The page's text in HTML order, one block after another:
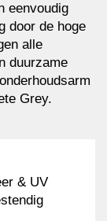
eenvoudig
door de hoge
alle
duurzame
Grey.
& UV